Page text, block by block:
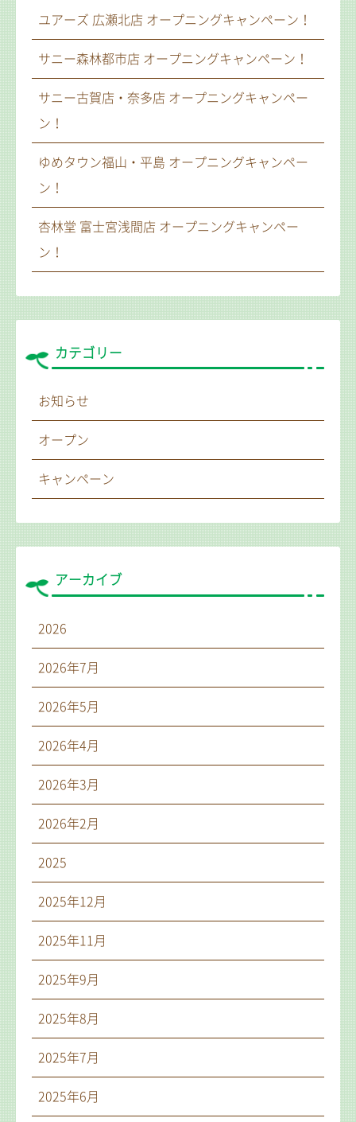
ユアーズ 広瀬北店 オープニングキャンペーン！
サニー森林都市店 オープニングキャンペーン！
サニー古賀店・奈多店 オープニングキャンペー
ン！
ゆめタウン福山・平島 オープニングキャンペー
ン！
杏林堂 富士宮浅間店 オープニングキャンペー
ン！
カテゴリー
お知らせ
オープン
キャンペーン
アーカイブ
2026
2026年7月
2026年5月
2026年4月
2026年3月
2026年2月
2025
2025年12月
2025年11月
2025年9月
2025年8月
2025年7月
2025年6月